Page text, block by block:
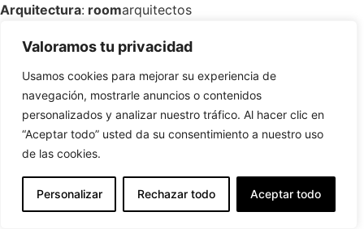
Valoramos tu privacidad
Usamos cookies para mejorar su experiencia de
navegación, mostrarle anuncios o contenidos
personalizados y analizar nuestro tráfico. Al hacer clic en
“Aceptar todo” usted da su consentimiento a nuestro uso
de las cookies.
Personalizar Rechazar todo Aceptar todo
Arquitectura: roomarquitectos
Superficie: 136 m2
Año : 2021 (en construcción)
English